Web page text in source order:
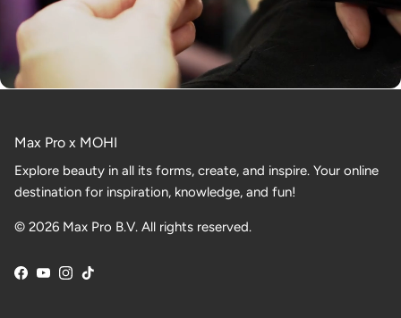
Max Pro x MOHI
Explore beauty in all its forms, create, and inspire. Your online
destination for inspiration, knowledge, and fun!
© 2026 Max Pro B.V. All rights reserved.
Facebook
YouTube
Instagram
TikTok